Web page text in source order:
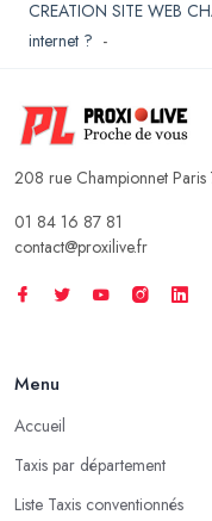
CREATION SITE WEB
internet ? -
208 rue Championnet
01 84 16 87 81
contact@proxilive.fr
Menu
Accueil
Taxis par département
Liste Taxis conventionnés